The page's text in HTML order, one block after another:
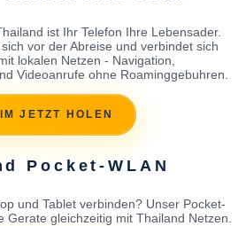
ist Ihr Telefon Ihre Lebensader.
vor der Abreise und verbindet sich
lokalen Netzen - Navigation,
Videoanrufe ohne Roaminggebuhren.
JETZT HOLEN
Pocket-WLAN
und Tablet verbinden? Unser Pocket-
Gerate gleichzeitig mit Thailand Netzen.